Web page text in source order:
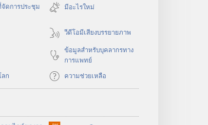
หน้าต่าง
ใหม่)
ดการประชุม
มีอะไรใหม่
วีดีโอมีเสียงบรรยายภาพ
ข้อมูล​สำหรับ​บุคลากร​ทาง​
การ​แพทย์
ก
ความช่วยเหลือ